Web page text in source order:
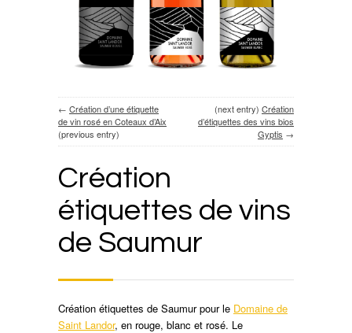
← Création d’une étiquette
de vin rosé en Coteaux d’Aix
(previous entry)
(next entry) Création
d’étiquettes des vins bios
Gyptis →
Création
étiquettes de vins
de Saumur
Création étiquettes de Saumur pour le Domaine de
Saint Landor, en rouge, blanc et rosé. Le